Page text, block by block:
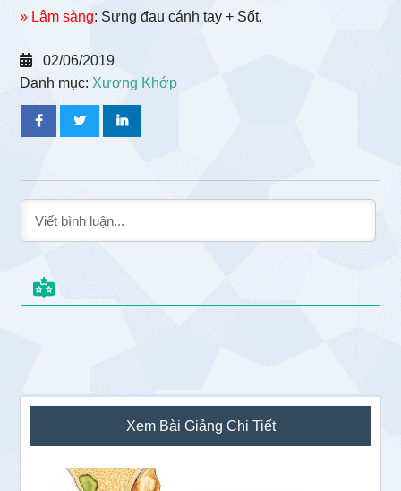
» Lâm sàng: Sưng đau cánh tay + Sốt.
02/06/2019
Danh mục: Xương Khớp
Sidebar
chính
Xem Bài Giảng Chi Tiết